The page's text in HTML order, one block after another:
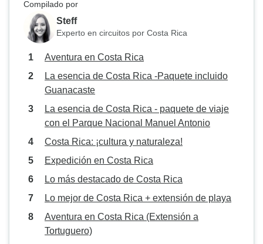
Compilado por
Steff
Experto en circuitos por Costa Rica
Aventura en Costa Rica
La esencia de Costa Rica -Paquete incluido
Guanacaste
La esencia de Costa Rica - paquete de viaje
con el Parque Nacional Manuel Antonio
Costa Rica: ¡cultura y naturaleza!
Expedición en Costa Rica
Lo más destacado de Costa Rica
Lo mejor de Costa Rica + extensión de playa
Aventura en Costa Rica (Extensión a
Tortuguero)